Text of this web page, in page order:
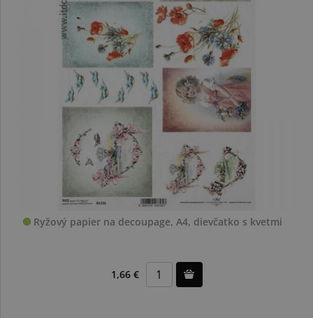
Ryžový papier na decoupage, A4, dievčatko s kvetmi
1,66 €